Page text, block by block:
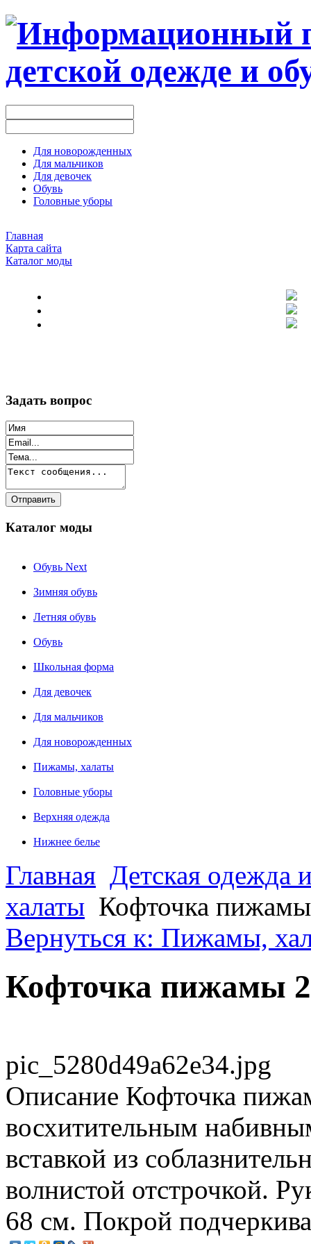
Для новорожденных
Для мальчиков
Для девочек
Обувь
Головные уборы
Главная
Карта сайта
Каталог моды
Задать вопрос
Каталог моды
Обувь Next
Зимняя обувь
Летняя обувь
Обувь
Школьная форма
Для девочек
Для мальчиков
Для новорожденных
Пижамы, халаты
Головные уборы
Верхняя одежда
Нижнее белье
Главная Детская одежда
халаты Кофточка
Вернуться к: Пижамы,
Кофточка пижамы
pic_5280d49a62e34.jpg
Описание Кофточка
восхитительным
вставкой из
волнистой отстрочкой.
68 см. Покрой